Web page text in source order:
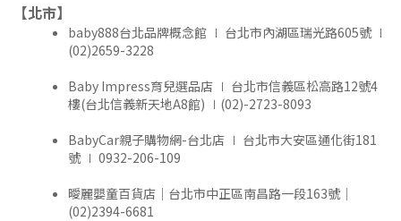
【北市】
baby888台北品牌概念館 ∣ 台北市內湖區瑞光路605號 ∣
(02)2659-3228
Baby Impress育兒選品店 ∣ 台北市信義區松高路12號4
樓(台北信義新天地A8館) ∣(02)-2723-8093
BabyCar親子購物網-台北店 ∣ 台北市大安區通化街181
號 ∣ 0932-206-109
曖麗嬰童百貨店｜台北市中正區南昌路一段163號｜
(02)2394-6681